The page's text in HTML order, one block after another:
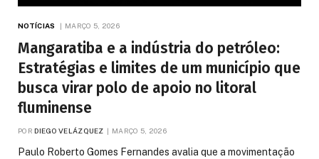
NOTÍCIAS MARÇO 5, 2026
Mangaratiba e a indústria do petróleo:
Estratégias e limites de um município que
busca virar polo de apoio no litoral
fluminense
POR DIEGO VELÁZQUEZ MARÇO 5, 2026
Paulo Roberto Gomes Fernandes avalia que a movimentação